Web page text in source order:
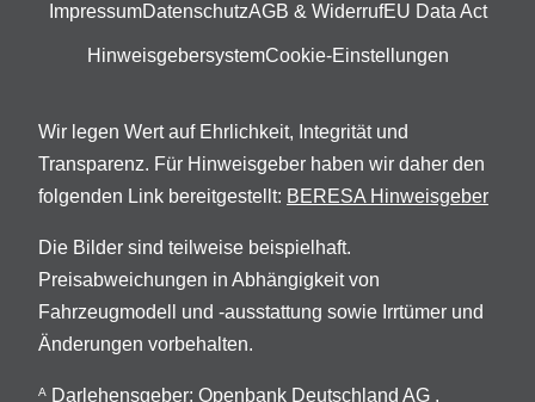
ImpressumDatenschutzAGB & WiderrufEU Data Act
HinweisgebersystemCookie-Einstellungen
Wir legen Wert auf Ehrlichkeit, Integrität und
Transparenz. Für Hinweisgeber haben wir daher den
folgenden Link bereitgestellt: BERESA Hinweisgeber
Die Bilder sind teilweise beispielhaft.
Preisabweichungen in Abhängigkeit von
Fahrzeugmodell und -ausstattung sowie Irrtümer und
Änderungen vorbehalten.
A
Darlehensgeber: Openbank Deutschland AG ,